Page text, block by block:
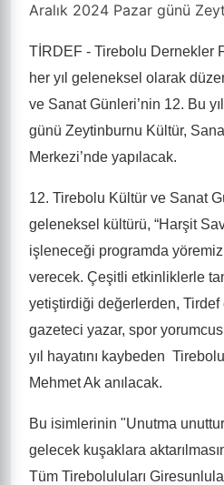
Aralık 2024 Pazar günü
TİRDEF - Tirebolu Dernekler
her yıl geleneksel olarak
ve Sanat Günleri’nin 12. Bu
günü Zeytinburnu Kültür,
Merkezi’nde yapılacak.
12. Tirebolu Kültür ve Sanat
geleneksel kültürü, “Harşit
işleneceği programda yöremiz
verecek. Çeşitli etkinliklerle
yetiştirdiği değerlerden, Tirdef
gazeteci yazar, spor
yıl hayatını kaybeden
Mehmet Ak anılacak.
Bu isimlerinin "Unutma
gelecek kuşaklara
Tüm Tireboluluları